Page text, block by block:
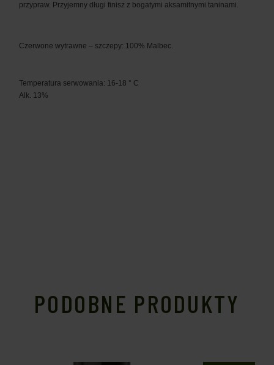
przypraw. Przyjemny długi finisz z bogatymi aksamitnymi taninami.
Czerwone wytrawne – szczepy: 100% Malbec.
Temperatura serwowania: 16-18 ° C
Alk. 13%
PODOBNE PRODUKTY